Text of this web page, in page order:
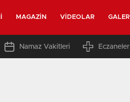
MAGAZIN VIDEOLAR GALERI
Namaz Vakitleri Eczaneler